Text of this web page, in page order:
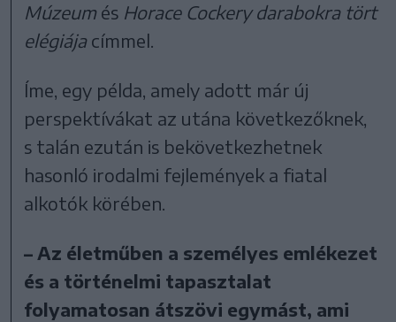
Múzeum és Horace Cockery darabokra tört
elégiájacímmel.
Íme, egy példa, amely adott már új
perspektívákat az utána következőknek,
s talán ezután is bekövetkezhetnek
hasonló irodalmi fejlemények a fiatal
alkotók körében.
– Az életműben a személyes emlékezet
és a történelmi tapasztalat
folyamatosan átszövi egymást, ami